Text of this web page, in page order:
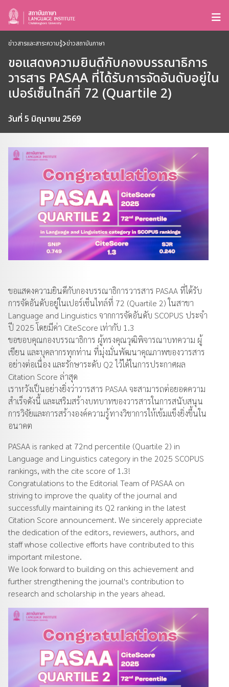
ข่าวสารและสาระความรู้ ข่าวสถาบันภาษา
ขอแสดงความยินดีกับกองบรรณาธิการ
วารสาร PASAA ที่ได้รับการจัดอันดับอยู่ใน
เปอร์เซ็นไทล์ที่ 72 (Quartile 2)
วันที่ 5 มิถุนายน 2569
ขอแสดงความยินดีกับกองบรรณาธิการวารสาร PASAA ที่ได้รับ
การจัดอันดับอยู่ในเปอร์เซ็นไทล์ที่ 72 (Quartile 2) ในสาขา
Language and Linguistics จากการจัดอันดับ SCOPUS ประจำ
ปี 2025 โดยมีค่า CiteScore เท่ากับ 1.3
ขอขอบคุณกองบรรณาธิการ ผู้ทรงคุณวุฒิพิจารณาบทความ ผู้
เขียน และบุคลากรทุกท่าน ที่มุ่งมั่นพัฒนาคุณภาพของวารสาร
อย่างต่อเนื่อง และรักษาระดับ Q2 ไว้ได้ในการประกาศผล
Citation Score ล่าสุด
เราหวังเป็นอย่างยิ่งว่าวารสาร PASAA จะสามารถต่อยอดความ
สำเร็จดังนี้ และเสริมสร้างบทบาทของวารสารในการสนับสนุน
การวิจัยและการสร้างองค์ความรู้ทางวิชาการให้เข้มแข็งยิ่งขึ้นใน
อนาคต
PASAA is ranked at 72nd percentile (Quartile 2) in
Language and Linguistics category in the 2025 SCOPUS
rankings, with the cite score of 1.3!
Congratulations to the Editorial Team of PASAA on
striving to improve the quality of the journal and
successfully maintaining its Q2 ranking in the latest
Citation Score announcement. We sincerely appreciate
the dedication of the editors, reviewers, authors, and
staff whose collective efforts have contributed to this
important milestone.
We look forward to building on this achievement and
further strengthening the journal's contribution to
research and scholarship in the years ahead.